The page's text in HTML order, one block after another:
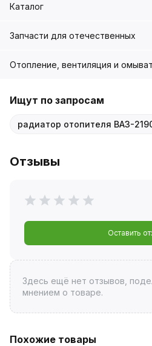
Каталог
Запчасти для отечественных
Отопление, вентиляция и
Ищут по запросам
радиатор отопителя ВАЗ-
Отзывы
Оставить
Здесь ещё нет отзывов,
мнением о товаре.
Похожие товары